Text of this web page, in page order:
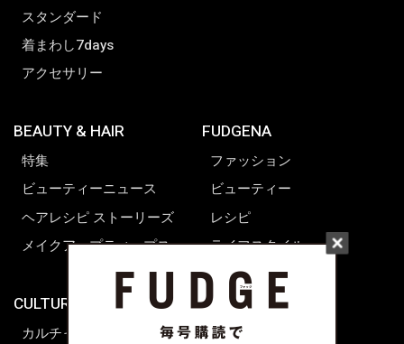
スタンダード
着まわし7days
アクセサリー
BEAUTY & HAIR
特集
ビューティーニュース
ヘアレシピ ストーリーズ
メイクアップティップス
CULTURE & LIFE
カルチャー
FUDGENA
ファッション
ビューティー
レシピ
ライフスタイル
海外生活